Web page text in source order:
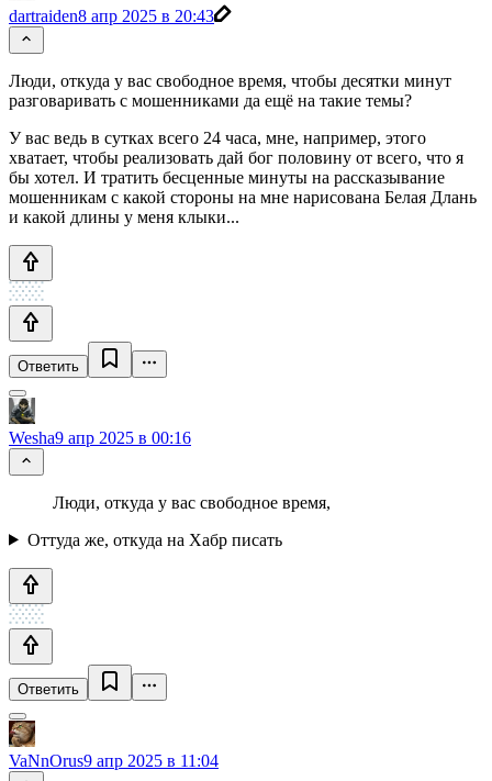
dartraiden8 апр 2025 в 20:43
Люди, откуда у вас свободное время, чтобы десятки минут
разговаривать с мошенниками да ещё на такие темы?
У вас ведь в сутках всего 24 часа, мне, например, этого
хватает, чтобы реализовать дай бог половину от всего, что я
бы хотел. И тратить бесценные минуты на рассказывание
мошенникам с какой стороны на мне нарисована Белая Длань
и какой длины у меня клыки...
Ответить
Wesha9 апр 2025 в 00:16
Люди, откуда у вас свободное время,
Оттуда же, откуда на Хабр писать
Ответить
VaNnOrus9 апр 2025 в 11:04